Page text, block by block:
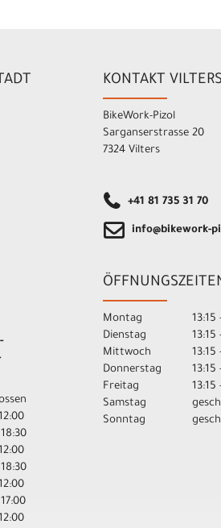
KONTAKT VILTERS
BikeWork-Pizol
Sarganserstrasse 20
7324 Vilters
+41 81 735 31 70
info@bikework-
Montag
13:15
Dienstag
13:15
Mittwoch
13:15
Donnerstag
13:15
Freitag
13:15
Samstag
Sonntag